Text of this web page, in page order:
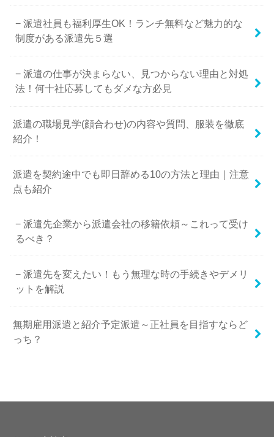
派遣社員も福利厚生OK！ランチ無料など魅力的な
制度がある派遣先５選
派遣の仕事が決まらない、見つからない理由と対処
法！何十社応募してもダメな方必見
派遣の職場見学(顔合わせ)の内容や質問、服装を徹底
紹介！
派遣を契約途中でも即日辞める10の方法と理由｜注意
点も紹介
派遣先企業から派遣会社の移籍依頼～これって受け
るべき？
派遣先を変えたい！もう無理な時の手続きやデメリ
ットを解説
無期雇用派遣と紹介予定派遣～正社員を目指すならど
っち？